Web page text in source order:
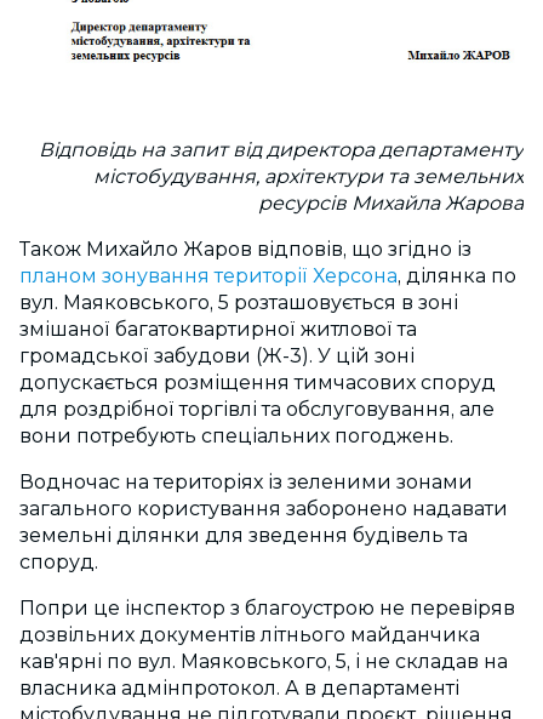
Відповідь на запит від директора департаменту
містобудування, архітектури та земельних
ресурсів Михайла Жарова
Також Михайло Жаров відповів, що згідно із
планом зонування території Херсона, ділянка по
вул. Маяковського, 5 розташовується в зоні
змішаної багатоквартирної житлової та
громадської забудови (Ж-3). У цій зоні
допускається розміщення тимчасових споруд
для роздрібної торгівлі та обслуговування, але
вони потребують спеціальних погоджень.
Водночас на територіях із зеленими зонами
загального користування заборонено надавати
земельні ділянки для зведення будівель та
споруд.
Попри це інспектор з благоустрою не перевіряв
дозвільних документів літнього майданчика
кав'ярні по вул. Маяковського, 5, і не складав на
власника адмінпротокол. А в департаменті
містобудування не підготували проєкт рішення